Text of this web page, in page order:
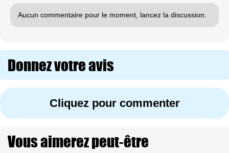
Aucun commentaire pour le moment, lancez la discussion.
Donnez votre avis
Cliquez pour commenter
Vous aimerez peut-être